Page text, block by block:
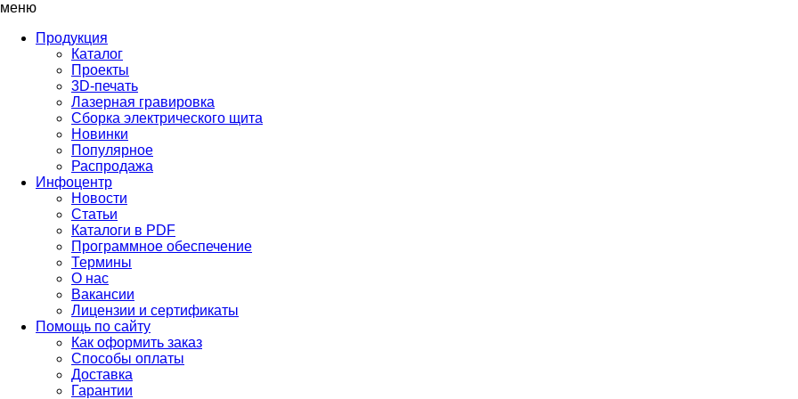
меню
Продукция
Каталог
Проекты
3D-печать
Лазерная гравировка
Сборка электрического щита
Новинки
Популярное
Распродажа
Инфоцентр
Новости
Статьи
Каталоги в PDF
Программное обеспечение
Термины
О нас
Вакансии
Лицензии и сертификаты
Помощь по сайту
Как оформить заказ
Способы оплаты
Доставка
Гарантии